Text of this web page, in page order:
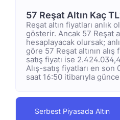
57 Reşat Altın Kaç
Reşat altın fiyatları anlık
gösterir. Ancak 57 Reşat
hesaplayacak olursak;
göre 57 Reşat altının alış
satış fiyatı ise
Alış-satış fiyatları en
saat 16:50 itibarıyla
Serbest Piyasada Altın